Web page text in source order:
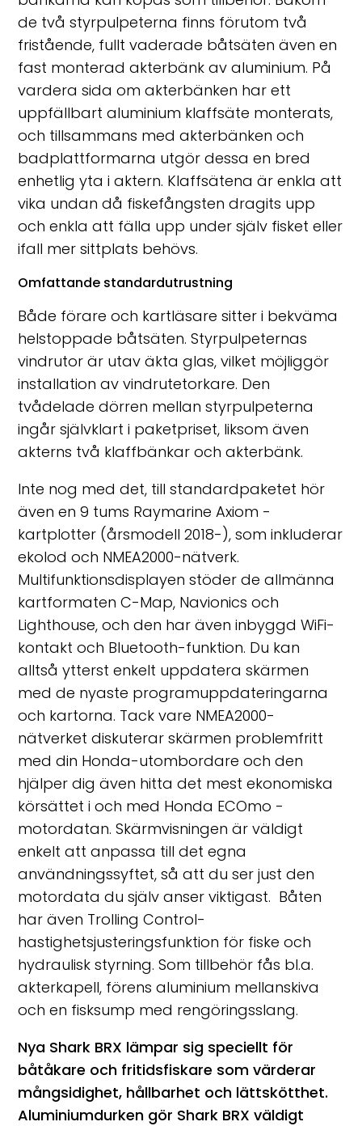
de två styrpulpeterna finns förutom två
fristående, fullt vaderade båtsäten även en
fast monterad akterbänk av aluminium. På
vardera sida om akterbänken har ett
uppfällbart aluminium klaffsäte monterats,
och tillsammans med akterbänken och
badplattformarna utgör dessa en bred
enhetlig yta i aktern. Klaffsätena är enkla att
vika undan då fiskefångsten dragits upp
och enkla att fälla upp under själv fisket eller
ifall mer sittplats behövs.
Omfattande standardutrustning
Både förare och kartläsare sitter i bekväma
helstoppade båtsäten. Styrpulpeternas
vindrutor är utav äkta glas, vilket möjliggör
installation av vindrutetorkare. Den
tvådelade dörren mellan styrpulpeterna
ingår självklart i paketpriset, liksom även
akterns två klaffbänkar och akterbänk.
Inte nog med det, till standardpaketet hör
även en 9 tums Raymarine Axiom -
kartplotter (årsmodell 2018-), som inkluderar
ekolod och NMEA2000-nätverk.
Multifunktionsdisplayen stöder de allmänna
kartformaten C-Map, Navionics och
Lighthouse, och den har även inbyggd WiFi-
kontakt och Bluetooth-funktion. Du kan
alltså ytterst enkelt uppdatera skärmen
med de nyaste programuppdateringarna
och kartorna. Tack vare NMEA2000-
nätverket diskuterar skärmen problemfritt
med din Honda-utombordare och den
hjälper dig även hitta det mest ekonomiska
körsättet i och med Honda ECOmo -
motordatan. Skärmvisningen är väldigt
enkelt att anpassa till det egna
användningssyftet, så att du ser just den
motordata du själv anser viktigast. Båten
har även Trolling Control-
hastighetsjusteringsfunktion för fiske och
hydraulisk styrning. Som tillbehör fås bl.a.
akterkapell, förens aluminium mellanskiva
och en fisksump med rengöringsslang.
Nya Shark BRX lämpar sig speciellt för
båtåkare och fritidsfiskare som värderar
mångsidighet, hållbarhet och lättskötthet.
Aluminiumdurken gör Shark BRX väldigt